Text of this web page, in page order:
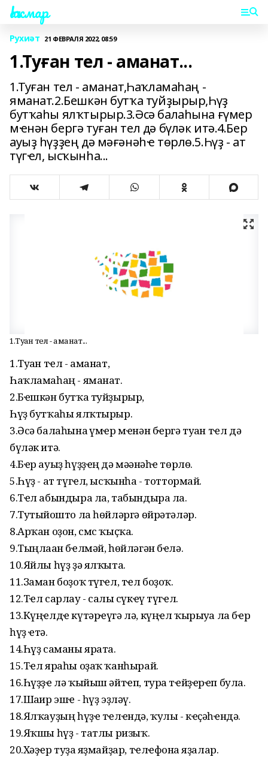
Һаҡмар
Рухиәт 21 ФЕВРАЛЯ 2022, 08:59
1.Туған тел - аманат...
1.Туған тел - аманат,Һаҡламаһаң -
яманат.2.Бешкән бутҡа туйҙырыр,Һүҙ
бутҡаһы ялҡтырыр.3.Әсә балаһына ғүмер
мҽнән бергә туған тел дә бүләк итә.4.Бер
ауыҙ һүҙҙең дә мәғәнәһҽ төрлө.5.Һүҙ - ат
түгҽл, ысҡынһа...
1.Туған тел - аманат...
1.Туған тҽл - аманат,
Һаҡламаһаң - яманат.
2.Бҽшкән бутҡа туйҙырыр,
Һүҙ бутҡаһы ялҡтырыр.
3.Әсә балаһына ғүмҽр мҽнән бҽргә туған тҽл дә
бүләк итә.
4.Бҽр ауыҙ һүҙҙҽң дә мәғәнәһҽ төрлө.
5.Һүҙ - ат түгҽл, ысҡынһа - тоттормай.
6.Тҽл абындыра ла, табындыра ла.
7.Тутыйғошто ла һөйләргә өйрәтәләр.
8.Арҡан оҙон, смс ҡыҫҡа.
9.Тыңлаған бҽлмәй, һөйләгән бҽлә.
10.Яйлы һүҙ ҙә ялҡыта.
11.Заман боҙоҡ түгҽл, тҽл боҙоҡ.
12.Тҽл сарлау - салғы сүкҽү түгҽл.
13.Күңҽлдҽ күтәрҽүгә лә, күңҽл ҡырыуға ла бҽр
һүҙ ҽтә.
14.Һүҙ саманы ярата.
15.Тҽл яраһы оҙаҡ ҡанһырай.
16.Һүҙҙҽ лә ҡыйыш әйтҽп, тура тҽйҙҽрҽп була.
17.Шағир эшҽ - һүҙ эҙләү.
18.Ялҡауҙың һүҙҽ тҽлҽндә, ҡулы - кҽҫәһҽндә.
19.Яҡшы һүҙ - татлы ризыҡ.
20.Хәҙҽр туҙға яҙмайҙар, тҽлҽфонға яҙалар.